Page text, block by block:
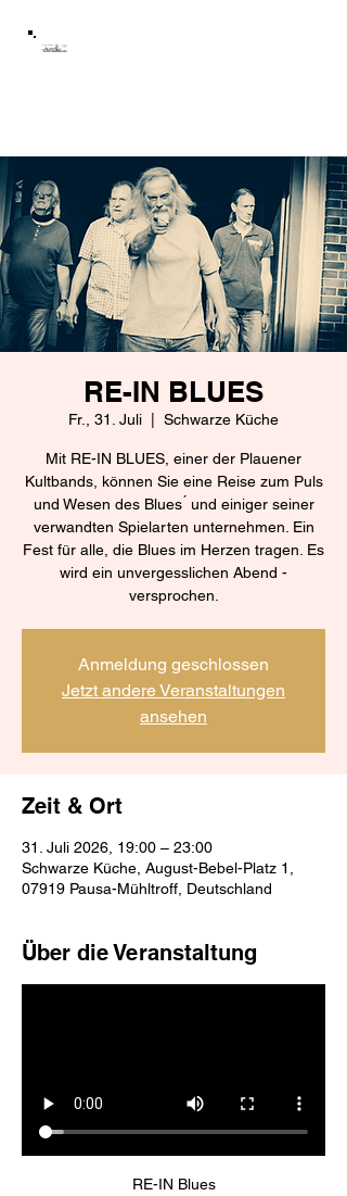
RE-IN BLUES
Fr., 31. Juli Schwarze Küche
Mit RE-IN BLUES, einer der Plauener
Kultbands, können Sie eine Reise zum Puls
und Wesen des Blues ́ und einiger seiner
verwandten Spielarten unternehmen. Ein
Fest für alle, die Blues im Herzen tragen. Es
wird ein unvergesslichen Abend -
versprochen.
Anmeldung geschlossen
Jetzt andere Veranstaltungen
ansehen
Zeit & Ort
31. Juli 2026, 19:00 – 23:00
Schwarze Küche, August-Bebel-Platz 1,
07919 Pausa-Mühltroff, Deutschland
Über die Veranstaltung
RE-IN Blues